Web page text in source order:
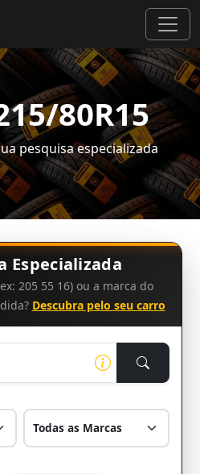
80R15
pesquisa especializada
Especializada
205 55 16) ou a marca do
Descubra pelo seu carro